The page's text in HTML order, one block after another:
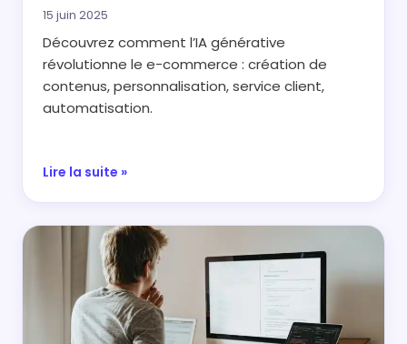
15 juin 2025
Découvrez comment l’IA générative
révolutionne le e-commerce : création de
contenus, personnalisation, service client,
automatisation.
Lire la suite »